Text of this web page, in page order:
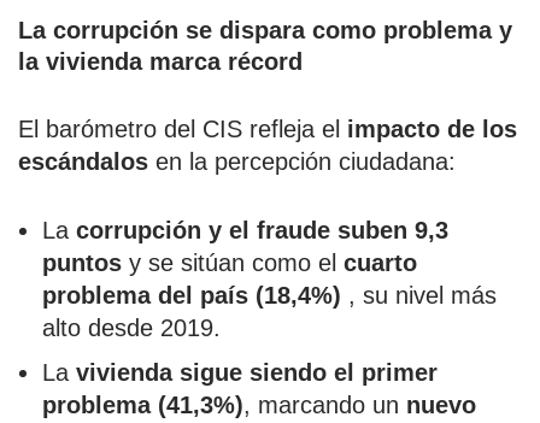
La corrupción se dispara como problema y
la vivienda marca récord
El barómetro del CIS refleja el impacto de los
escándalos en la percepción ciudadana:
La corrupción y el fraude suben 9,3
puntos y se sitúan como el cuarto
problema del país (18,4%) , su nivel más
alto desde 2019.
La vivienda sigue siendo el primer
problema (41,3%), marcando un nuevo